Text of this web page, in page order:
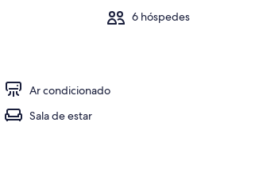
6 hóspedes
Ar condicionado
Sala de estar